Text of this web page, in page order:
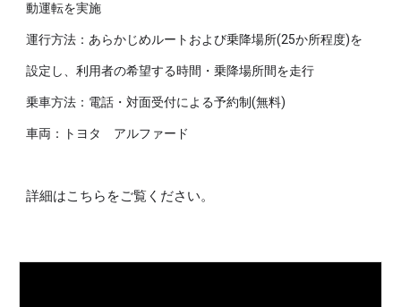
動運転を実施
運行方法：あらかじめルートおよび乗降場所(25か所程度)を
設定し、利用者の希望する時間・乗降場所間を走行
乗車方法：電話・対面受付による予約制(無料)
車両： トヨタ　アルファード
詳細はこちらをご覧ください。